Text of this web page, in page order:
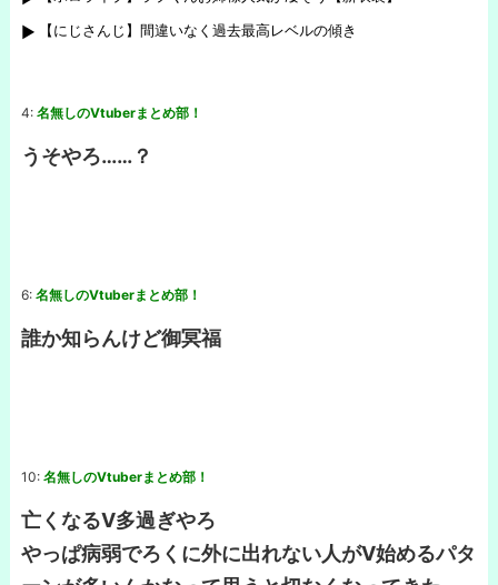
【にじさんじ】間違いなく過去最高レベルの傾き
4: 名無しのVtuberまとめ部！
うそやろ……？
6: 名無しのVtuberまとめ部！
誰か知らんけど御冥福
10: 名無しのVtuberまとめ部！
亡くなるV多過ぎやろ
やっぱ病弱でろくに外に出れない人がV始めるパタ